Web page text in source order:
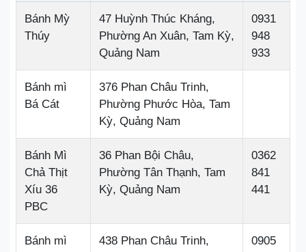
Bánh Mỳ
Thúy
47 Huỳnh Thúc Kháng,
Phường An Xuân, Tam Kỳ,
Quảng Nam
0931
948
933
Bánh mì
Bá Cát
376 Phan Châu Trinh,
Phường Phước Hòa, Tam
Kỳ, Quảng Nam
Bánh Mì
Chả Thịt
Xíu 36
PBC
36 Phan Bội Châu,
Phường Tân Thạnh, Tam
Kỳ, Quảng Nam
0362
841
441
Bánh mì
438 Phan Châu Trinh,
0905